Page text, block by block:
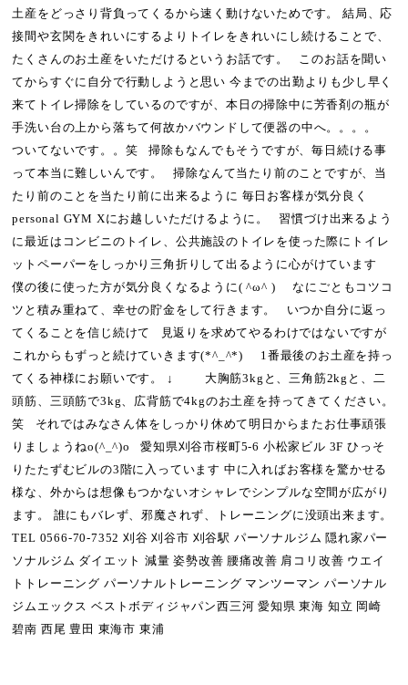
土産をどっさり背負ってくるから速く動けないためです。 結局、応
接間や玄関をきれいにするよりトイレをきれいにし続けることで、
たくさんのお土産をいただけるというお話です。 このお話を聞い
てからすぐに自分で行動しようと思い 今までの出勤よりも少し早く
来てトイレ掃除をしているのですが、本日の掃除中に芳香剤の瓶が
手洗い台の上から落ちて何故かバウンドして便器の中へ。。。。
ついてないです。。笑 掃除もなんでもそうですが、毎日続ける事
って本当に難しいんです。 掃除なんて当たり前のことですが、当
たり前のことを当たり前に出来るように 毎日お客様が気分良く
personal GYM Xにお越しいただけるように。 習慣づけ出来るよう
に最近はコンビニのトイレ、公共施設のトイレを使った際にトイレ
ットペーパーをしっかり三角折りして出るように心がけています
僕の後に使った方が気分良くなるように( ^ω^ ) なにごともコツコ
ツと積み重ねて、幸せの貯金をして行きます。 いつか自分に返っ
てくることを信じ続けて 見返りを求めてやるわけではないですが
これからもずっと続けていきます(*^_^*) 1番最後のお土産を持っ
てくる神様にお願いです。 ↓ 大胸筋3kgと、三角筋2kgと、二
頭筋、三頭筋で3kg、広背筋で4kgのお土産を持ってきてください。
笑 それではみなさん体をしっかり休めて明日からまたお仕事頑張
りましょうねo(^_^)o 愛知県刈谷市桜町5-6 小松家ビル 3F ひっそ
りたたずむビルの3階に入っています 中に入ればお客様を驚かせる
様な、外からは想像もつかないオシャレでシンプルな空間が広がり
ます。 誰にもバレず、邪魔されず、トレーニングに没頭出来ます。
TEL 0566-70-7352 刈谷 刈谷市 刈谷駅 パーソナルジム 隠れ家パー
ソナルジム ダイエット 減量 姿勢改善 腰痛改善 肩コリ改善 ウエイ
トトレーニング パーソナルトレーニング マンツーマン パーソナル
ジムエックス ベストボディジャパン西三河 愛知県 東海 知立 岡崎
碧南 西尾 豊田 東海市 東浦